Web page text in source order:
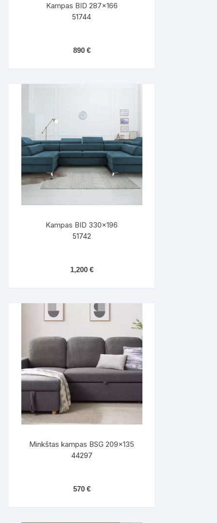
Kampas BID 287×166
51744
890 €
Kampas BID 330×196
51742
1,200 €
Minkštas kampas BSG 209×135
44297
570 €